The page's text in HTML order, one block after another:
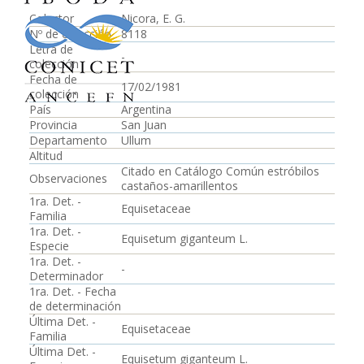
Colector
Nicora, E. G.
Nº de colección
8118
Letra de
colección
-
Fecha de
colección
17/02/1981
País
Argentina
Provincia
San Juan
Departamento
Ullum
Altitud
Observaciones
Citado en Catálogo Común estróbilos
castaños-amarillentos
1ra. Det. -
Familia
Equisetaceae
1ra. Det. -
Especie
Equisetum giganteum L.
1ra. Det. -
Determinador
-
1ra. Det. - Fecha
de determinación
Última Det. -
Familia
Equisetaceae
Última Det. -
Equisetum giganteum L.